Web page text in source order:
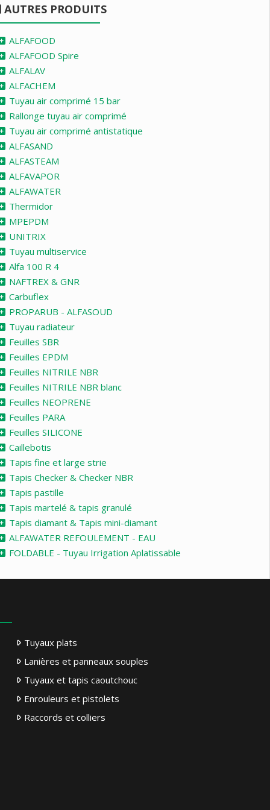
AUTRES PRODUITS
ALFAFOOD
ALFAFOOD Spire
ALFALAV
ALFACHEM
Tuyau air comprimé 15 bar
Rallonge tuyau air comprimé
Tuyau air comprimé antistatique
ALFASAND
ALFASTEAM
ALFAVAPOR
ALFAWATER
Thermidor
MPEPDM
UNITRIX
Tuyau multiservice
Alfa 100 R 4
NAFTREX & GNR
Carbuflex
PROPARUB - ALFASOUD
Tuyau radiateur
Feuilles SBR
Feuilles EPDM
Feuilles NITRILE NBR
Feuilles NITRILE NBR blanc
Feuilles NEOPRENE
Feuilles PARA
Feuilles SILICONE
Caillebotis
Tapis fine et large strie
Tapis Checker & Checker NBR
Tapis pastille
Tapis martelé & tapis granulé
Tapis diamant & Tapis mini-diamant
ALFAWATER REFOULEMENT - EAU
FOLDABLE - Tuyau Irrigation Aplatissable
Tuyaux plats
Lanières et panneaux souples
Tuyaux et tapis caoutchouc
Enrouleurs et pistolets
Raccords et colliers